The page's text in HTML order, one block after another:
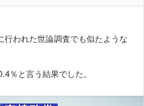
行われた世論調査でも似たような
％と言う結果でした。